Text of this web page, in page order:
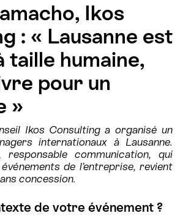
Ikos
: « Lausanne est
taille humaine,
pour un
»
Ikos Consulting a organisé un
internationaux à Lausanne.
responsable communication, qui
de l’entreprise, revient
concession.
de votre événement ?